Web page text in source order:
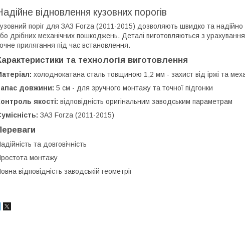
відновлення кузовних порогів
поріг для ЗАЗ Forza (2011-2015) дозволяють швидко та надійно
дрібних механічних пошкоджень. Деталі виготовляються з
прилягання під час встановлення.
та технологія виготовлення
холоднокатана сталь товщиною 1,2 мм - захист від іржі та
довжини: 5 см - для зручного монтажу та точної підгонки
якості: відповідність оригінальним заводським параметрам
ЗАЗ Forza (2011-2015)
та довговічність
монтажу
відповідність заводській геометрії